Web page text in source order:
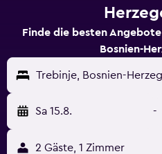
Finde die besten
Bosnien-
Trebinje, Bosnien-
Sa 15.8. -
2 Gäste, 1 Zimmer